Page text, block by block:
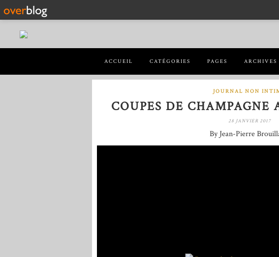
ACCUEIL CATÉGORIES PAGES ARCHIVES
JOURNAL NON
COUPES DE CHAMPAGNE
28 JANVIER 2017
By Jean-Pierre